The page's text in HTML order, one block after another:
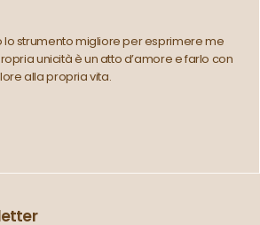
lo strumento migliore per esprimere me
unicità è un atto d’amore e farlo con
alla propria vita.